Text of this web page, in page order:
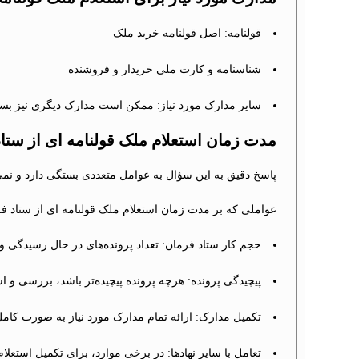
قولنامه: اصل قولنامه خرید ملک
شناسنامه و کارت ملی خریدار و فروشنده
سایر مدارک مورد نیاز: ممکن است مدارک دیگری نیز
مدت زمان استعلام ملک قولنامه ای از
پاسخ دقیق به این سؤال به عوامل متعددی بستگی دارد و
عواملی که بر مدت زمان استعلام ملک قولنامه ای از ستاد
حجم کار ستاد فرمان: تعداد پرونده‌های در حال رسیدگی
پیچیدگی پرونده: هرچه پرونده پیچیده‌تر باشد، بررسی
تکمیل مدارک: ارائه تمام مدارک مورد نیاز به صورت
تعامل با سایر نهادها: در برخی موارد، برای تکمیل